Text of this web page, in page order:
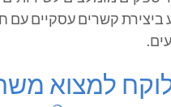
ביצירת קשרים עסקיים עם
למצוא